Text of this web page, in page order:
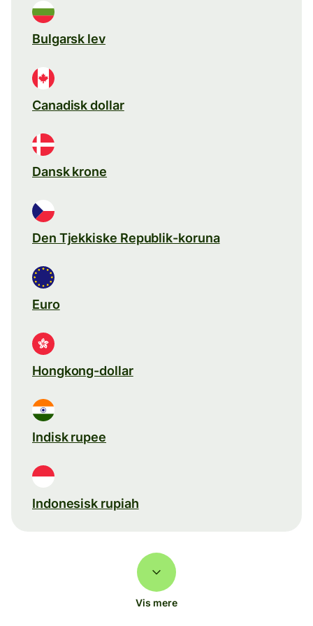
Bulgarsk lev
Canadisk dollar
Dansk krone
Den Tjekkiske Republik-koruna
Euro
Hongkong-dollar
Indisk rupee
Indonesisk rupiah
Vis mere